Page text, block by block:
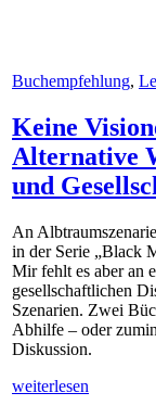
Buchempfehlung,
Keine
Alternative
und
An
in der Serie „Black
Mir fehlt es aber an
gesellschaftlichen
Szenarien. Zwei
Abhilfe – oder
Diskussion.
weiterlesen